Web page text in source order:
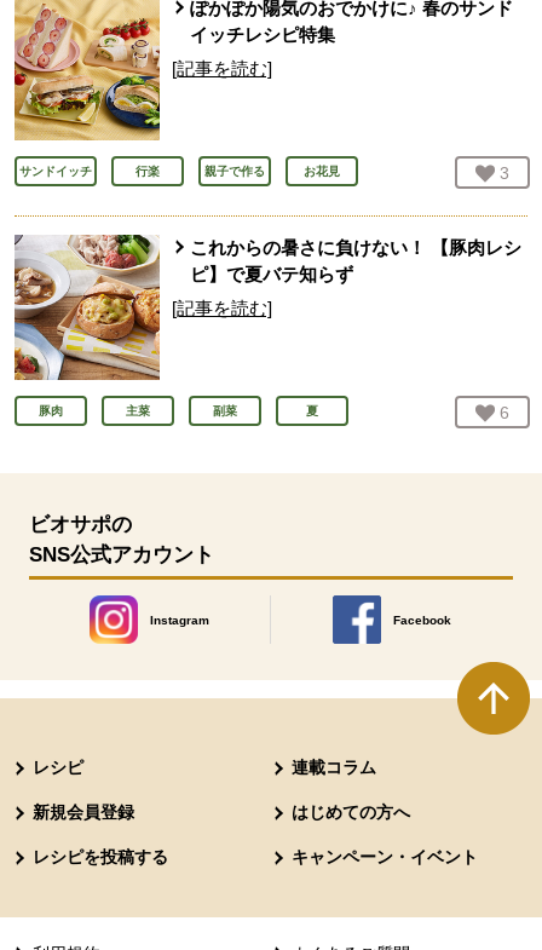
ぽかぽか陽気のおでかけに♪ 春のサンド
イッチレシピ特集
[記事を読む]
サンドイッチ 行楽 親子で作る お花見 お気
3
これからの暑さに負けない！ 【豚肉レシ
ピ】で夏バテ知らず
[記事を読む]
豚肉 主菜 副菜 夏 お気
6
ビオサポの
SNS公式アカウント
Instagram
別のウィンドウで開きます。
Facebook
別のウィンドウで開きます
レシピ 連載コラム
新規会員登録 はじめての方へ
レシピを投稿する キャンペーン・イベント